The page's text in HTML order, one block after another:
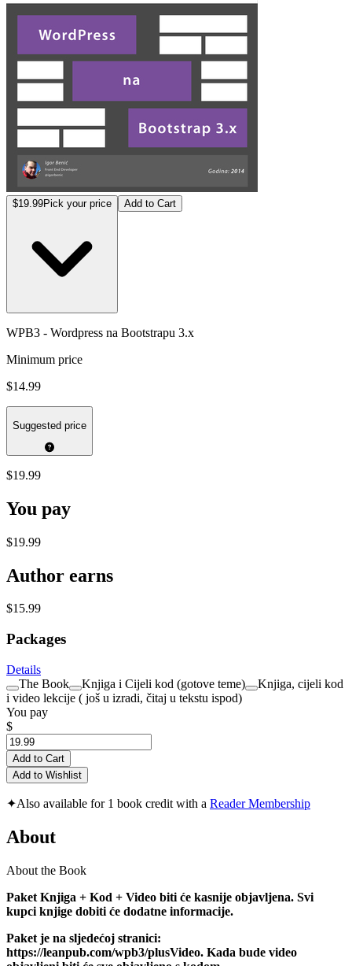
$19.99Pick your price Add to Cart
WPB3 - Wordpress na Bootstrapu 3.x
Minimum price
$14.99
Suggested price
$19.99
You pay
$19.99
Author earns
$15.99
Packages
Details
The Book
Knjiga i Cijeli kod (gotove teme)
Knjiga, cijeli kod
i video lekcije ( još u izradi, čitaj u tekstu ispod)
You pay
$
Add to Cart
Add to Wishlist
✦Also available for 1 book credit with a Reader Membership
About
About the Book
Paket Knjiga + Kod + Video biti će kasnije objavljena. Svi
kupci knjige dobiti će dodatne informacije.
Paket je na sljedećoj stranici:
https://leanpub.com/wpb3/plusVideo. Kada bude video